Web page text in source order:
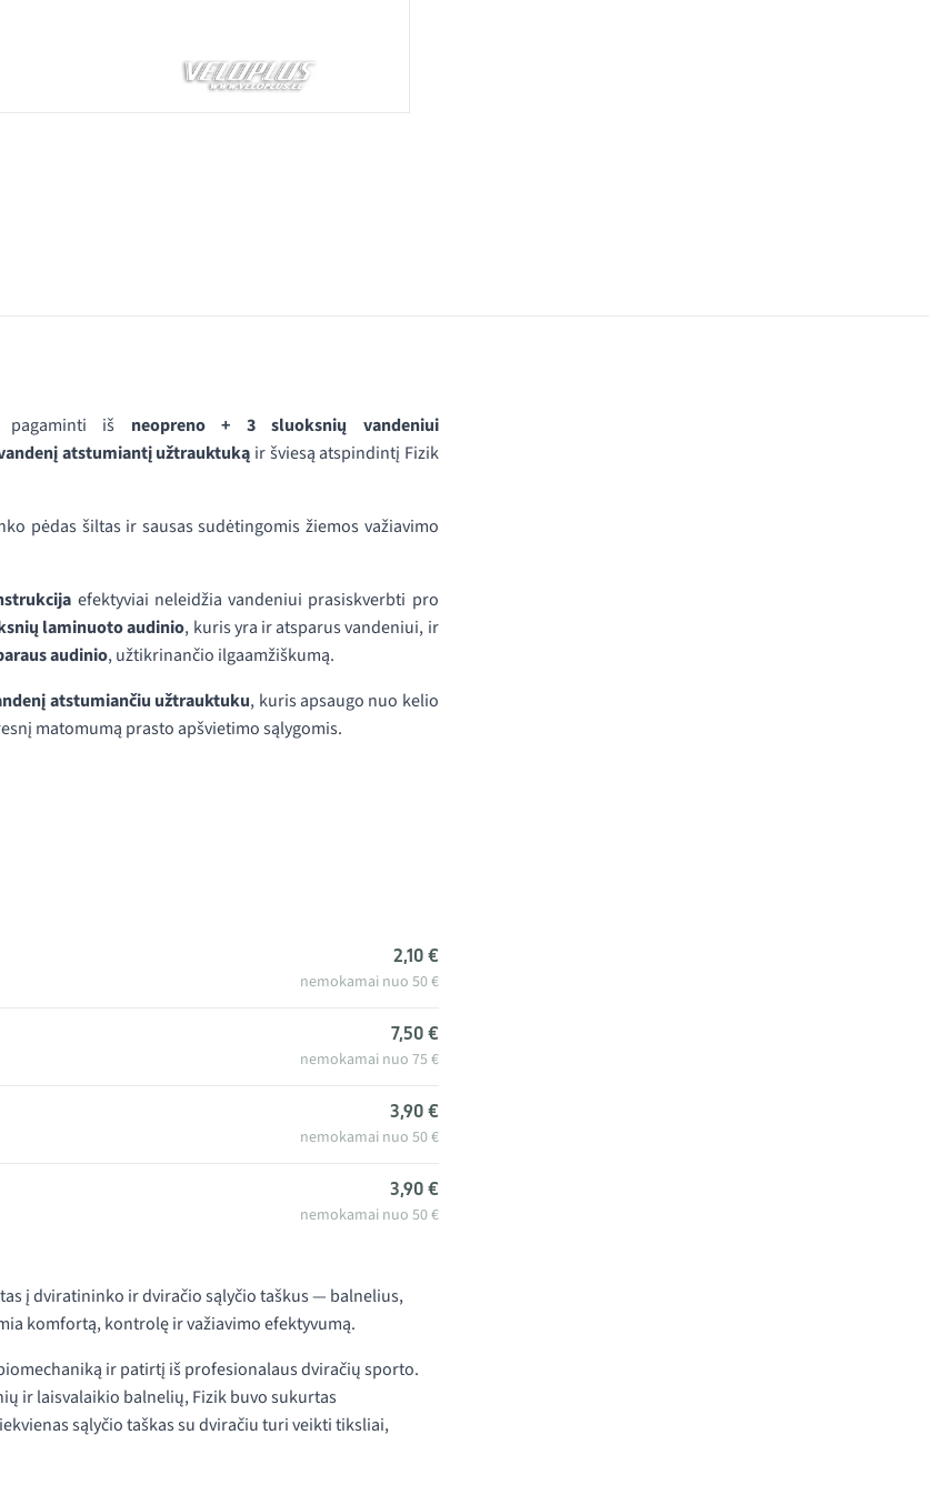
pagaminti iš neopreno + 3 sluoksnių vandeniui
atstumiantį užtrauktuką ir šviesą atspindintį Fizik
pėdas šiltas ir sausas sudėtingomis žiemos važiavimo
efektyviai neleidžia vandeniui prasiskverbti pro
laminuoto audinio, kuris yra ir atsparus vandeniui, ir
audinio, užtikrinančio ilgaamžiškumą.
atstumiančiu užtrauktuku, kuris apsaugo nuo kelio
matomumą prasto apšvietimo sąlygomis.
2,10 €
nemokamai nuo 50 €
7,50 €
nemokamai nuo 75 €
3,90 €
nemokamai nuo 50 €
3,90 €
nemokamai nuo 50 €
į dviratininko ir dviračio sąlyčio taškus — balnelius,
komfortą, kontrolę ir važiavimo efektyvumą.
ir patirtį iš profesionalaus dviračių sporto.
ir laisvalaikio balnelių, Fizik buvo sukurtas
sąlyčio taškas su dviračiu turi veikti tiksliai,